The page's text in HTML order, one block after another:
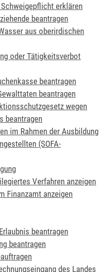
erklären
beantragen
aus oberirdischen
oder Tätigkeitsverbot
beantragen
beantragen
wegen
beantragen
im Rahmen der Ausbildung
(SOFA-
Verfahren anzeigen
Finanzamt anzeigen
beantragen
beantragen
des Landes